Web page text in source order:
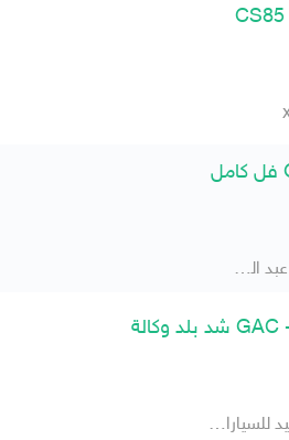
ابو عبد العزيز55
الوليد للسيارات - بجدة